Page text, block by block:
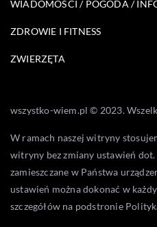
WIADOMOŚCI / POGODA /
ZDROWIE I FITNESS
ZWIERZĘTA
wszystko-wiem.pl © 2023.
W ramach naszej witryny
witryny bez zmiany ustawień dot.
zamieszczane w Państwa
ustawień można dokonać w
szczegółów na podstronie